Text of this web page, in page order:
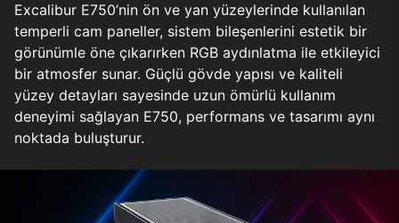
Excalibur E750’nin ön ve yan yüzeylerinde kullanılan
temperli cam paneller, sistem bileşenlerini estetik bir
görünümle öne çıkarırken RGB aydınlatma ile etkileyici
bir atmosfer sunar. Güçlü gövde yapısı ve kaliteli
yüzey detayları sayesinde uzun ömürlü kullanım
deneyimi sağlayan E750, performans ve tasarımı aynı
noktada buluşturur.